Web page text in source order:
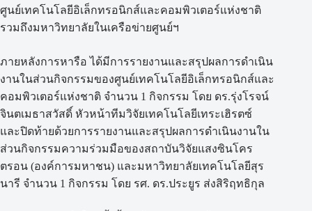
ศูนย์เทคโนโลยีอิเล็กทรอนิกส์และคอมพิวเตอร์แห่งชาติ
รวมถึงมหาวิทยาลัยในเครือข่ายศูนย์ฯ
ภายหลังการหารือ ได้มีการรายงานและสรุปผลการดำเนิน
งานในส่วนกิจกรรมของศูนย์เทคโนโลยีอิเล็กทรอนิกส์และ
คอมพิวเตอร์แห่งชาติ จำนวน 1 กิจกรรม โดย ดร.รุ่งโรจน์
จินตเมธาสวัสดิ์ หัวหน้าทีมวิจัยเทคโนโลยีเทระเฮิรตซ์
และปิดท้ายด้วยการรายงานและสรุปผลการดำเนินงานใน
ส่วนกิจกรรมความร่วมมือของสถาบันวิจัยแสงซินโคร
ตรอน (องค์การมหาชน) และมหาวิทยาลัยเทคโนโลยีสุร
นารี จำนวน 1 กิจกรรม โดย รศ. ดร.ประยูร ส่งสิริฤทธิกุล